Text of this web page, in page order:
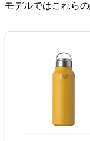
モデルではこれら